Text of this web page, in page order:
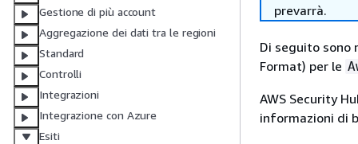
Gestione di più account
Aggregazione dei dati tra le regioni
Standard
Controlli
Integrazioni
Integrazione con Azure
Esiti
prevarrà.
Di seguito sono
Format) per le
AWS Security
informazioni di